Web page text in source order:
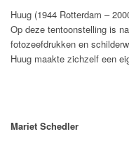
Huug (1944 Rotterdam –
Op deze tentoonstelling is
fotozeefdrukken en
Huug maakte zichzelf een
Mariet Schedler